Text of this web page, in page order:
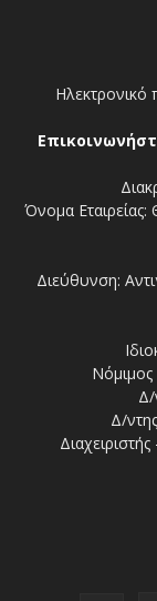
Ηλεκτρονικό
Όνομα
Διεύθυνση:
Δ/
Δ/